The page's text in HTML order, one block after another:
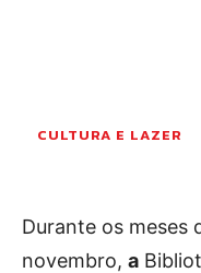
Onde comprar o Jornal
CULTURA E LAZER
Durante os meses
novembro, a